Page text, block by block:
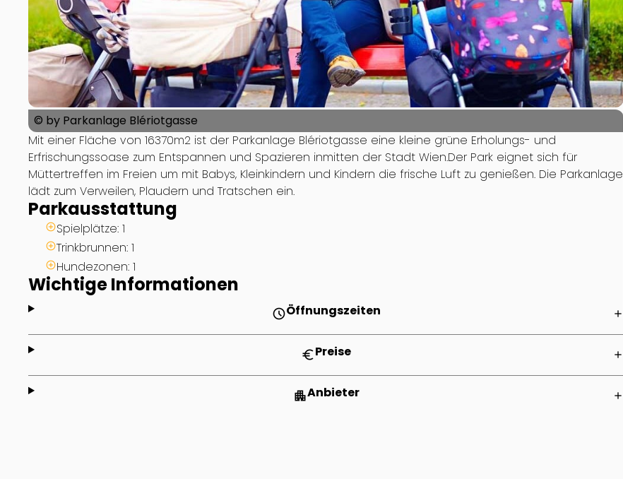
© by Parkanlage Blériotgasse
Mit einer Fläche von 16370m2 ist der Parkanlage Blériotgasse eine kleine grüne Erholungs- und
Erfrischungssoase zum Entspannen und Spazieren inmitten der Stadt Wien.Der Park eignet sich für
Müttertreffen im Freien um mit Babys, Kleinkindern und Kindern die frische Luft zu genießen. Die Parkanlage
lädt zum Verweilen, Plaudern und Tratschen ein.
Parkausstattung
Spielplätze: 1
Trinkbrunnen: 1
Hundezonen: 1
Wichtige Informationen
scheduleÖffnungszeiten add
euroPreise add
apartmentAnbieter add